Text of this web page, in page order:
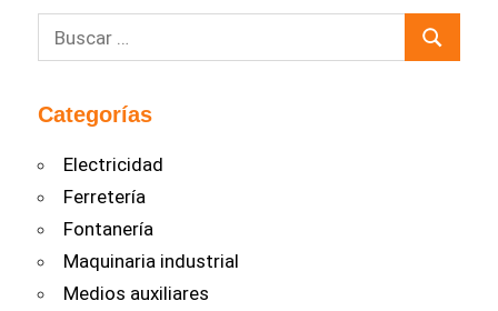
Buscar:
Buscar
Categorías
Electricidad
Ferretería
Fontanería
Maquinaria industrial
Medios auxiliares